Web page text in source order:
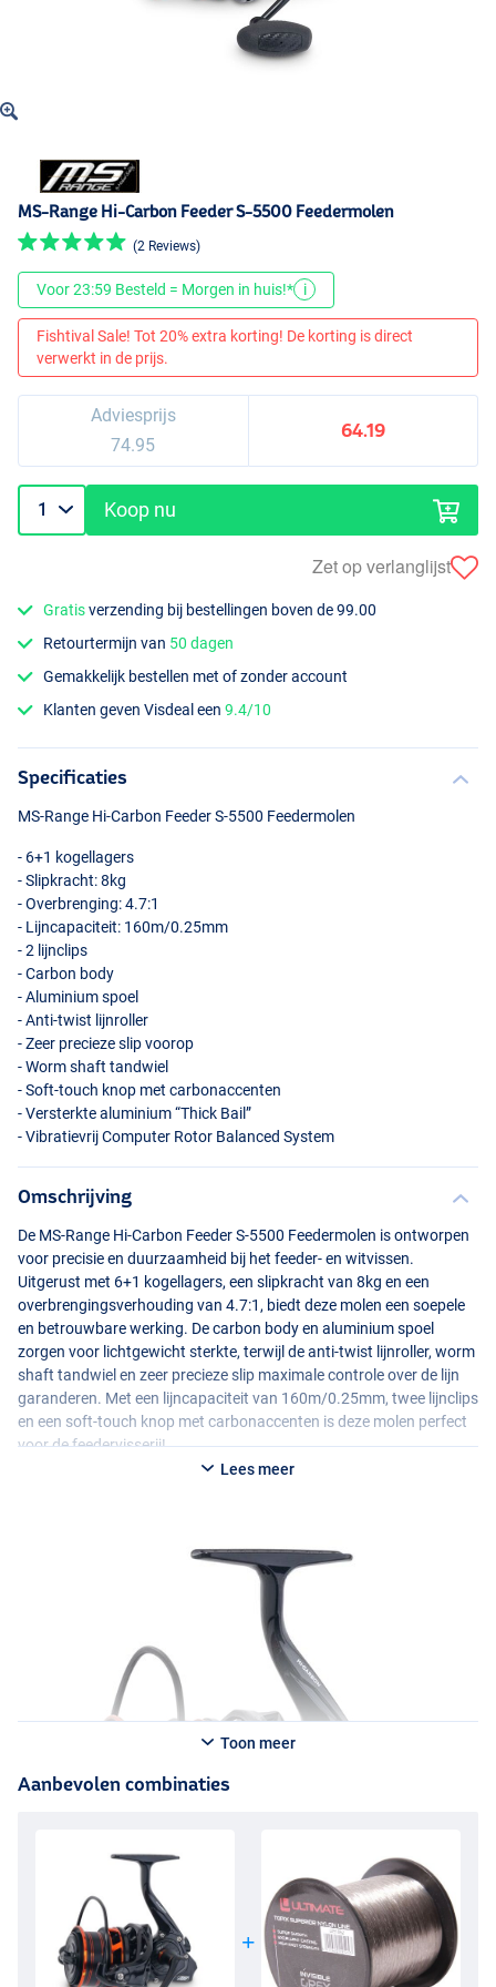
MS-Range Hi-Carbon Feeder S-5500 Feedermolen
(2 Reviews)
Voor 23:59 Besteld = Morgen in huis!* i
Fishtival Sale! Tot 20% extra korting! De korting is direct
verwerkt in de prijs.
Adviesprijs
74.95
64.19
Koop nu
Zet op verlanglijst
Gratisverzending bij bestellingen boven de 99.00
Retourtermijn van 50 dagen
Gemakkelijk bestellen met of zonder account
Klanten geven Visdeal een9.4/10
Specificaties
MS-Range Hi-Carbon Feeder S-5500 Feedermolen
- 6+1 kogellagers
- Slipkracht: 8kg
- Overbrenging: 4.7:1
- Lijncapaciteit: 160m/0.25mm
- 2 lijnclips
- Carbon body
- Aluminium spoel
- Anti-twist lijnroller
- Zeer precieze slip voorop
- Worm shaft tandwiel
- Soft-touch knop met carbonaccenten
- Versterkte aluminium “Thick Bail”
- Vibratievrij Computer Rotor Balanced System
Omschrijving
De MS-Range Hi-Carbon Feeder S-5500 Feedermolen is ontworpen
voor precisie en duurzaamheid bij het feeder- en witvissen.
Uitgerust met 6+1 kogellagers, een slipkracht van 8kg en een
overbrengingsverhouding van 4.7:1, biedt deze molen een soepele
en betrouwbare werking. De carbon body en aluminium spoel
zorgen voor lichtgewicht sterkte, terwijl de anti-twist lijnroller, worm
shaft tandwiel en zeer precieze slip maximale controle over de lijn
garanderen. Met een lijncapaciteit van 160m/0.25mm, twee lijnclips
en een soft-touch knop met carbonaccenten is deze molen perfect
voor de feedervisserij!
Lees meer
Toon meer
Aanbevolen combinaties